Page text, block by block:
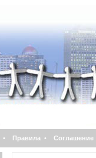
• Правила • Соглашение